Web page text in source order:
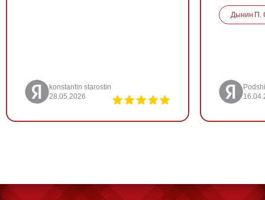
konstantin starostin
28.05.2026
Дынин П.